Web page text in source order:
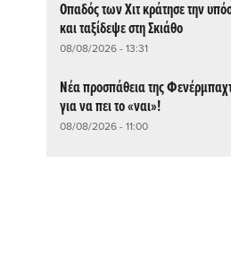
Οπαδός των Χιτ κράτησε την
και ταξίδεψε στη Σκιάθο
08/08/2026 - 13:31
Νέα προσπάθεια της
για να πει το «ναι»!
08/08/2026 - 11:00